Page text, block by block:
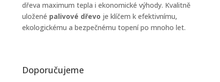
dřeva maximum tepla i ekonomické výhody. Kvalitně
uložené palivové dřevo je klíčem k efektivnímu,
ekologickému a bezpečnému topení po mnoho let.
Doporučujeme